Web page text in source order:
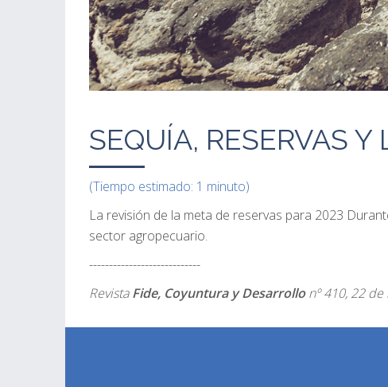
SEQUÍA, RESERVAS
(Tiempo estimado: 1 minuto)
La revisión de la meta de reservas para 2023
sector agropecuario.
----------------------------
RevistaFide, Coyuntura y Desarrollonº 410, 22 de